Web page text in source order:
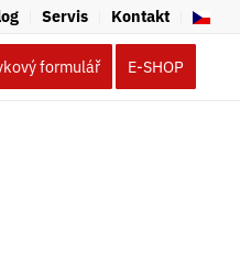
Servis Kontakt
formulář E-SHOP